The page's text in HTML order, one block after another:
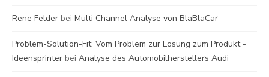
Rene Felder bei Multi Channel Analyse von BlaBlaCar
Problem-Solution-Fit: Vom Problem zur Lösung zum Produkt -
Ideensprinter bei Analyse des Automobilherstellers Audi